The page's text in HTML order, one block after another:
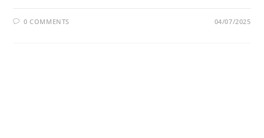
0 COMMENTS 04/07/2025